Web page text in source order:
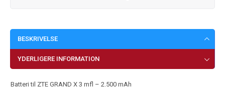
BESKRIVELSE
YDERLIGERE INFORMATION
Batteri til ZTE GRAND X 3 mfl – 2.500 mAh